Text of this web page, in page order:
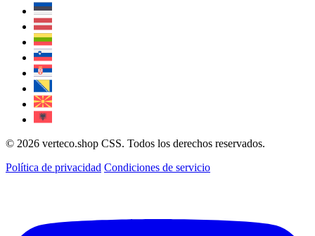
© 2026 verteco.shop CSS. Todos los derechos reservados.
Política de privacidad Condiciones de servicio